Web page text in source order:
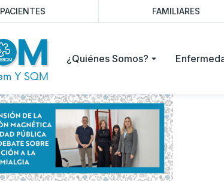
PACIENTES FAMILIARES
¿Quiénes Somos?